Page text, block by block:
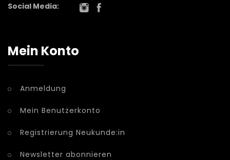
Social Media:
Mein Konto
Anmeldung
Mein Benutzerkonto
Registrierung Neukunde:in
Newsletter abonnieren